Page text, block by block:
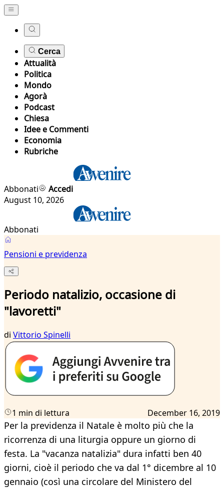
Cerca
Attualità
Politica
Mondo
Agorà
Podcast
Chiesa
Idee e Commenti
Economia
Rubriche
Abbonati
Accedi
August 10, 2026
Abbonati
Pensioni e previdenza
Periodo natalizio, occasione di
"lavoretti"
di Vittorio Spinelli
1 min di lettura December 16, 2019
Per la previdenza il Natale è molto più che la
ricorrenza di una liturgia oppure un giorno di
festa. La "vacanza natalizia" dura infatti ben 40
giorni, cioè il periodo che va dal 1° dicembre al 10
gennaio (così una circolare del Ministero del